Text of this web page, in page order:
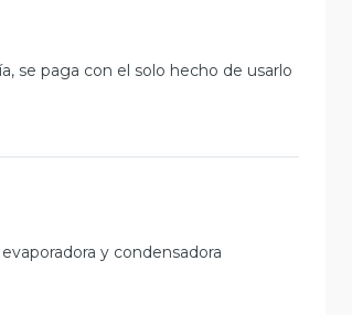
se paga con el solo hecho de usarlo
y condensadora